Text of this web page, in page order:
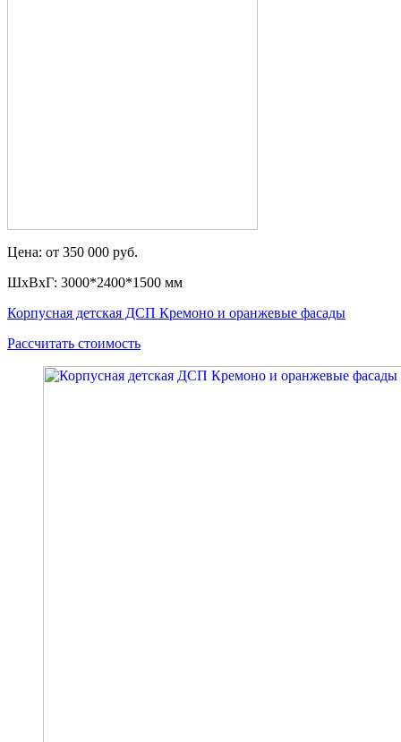
Цена: от 350 000 руб.
ШxВxГ: 3000*2400*1500 мм
Корпусная детская ДСП Кремоно и оранжевые фасады
Рассчитать стоимость